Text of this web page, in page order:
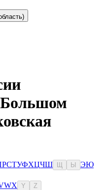
область)
Большом
РСТУФХЦЧШ Ы ЭЮ
WX Y Z